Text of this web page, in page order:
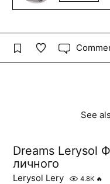
See
Dreams Lerysol
личного
Lerysol Lery 4.8K 🔥